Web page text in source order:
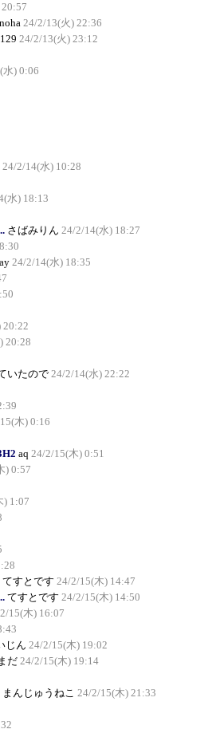
24/2/13(火) 22:36
24/2/13(火) 23:12
水) 0:06
24/2/14(水) 10:28
水) 18:13
さばみりん 24/2/14(水) 18:27
24/2/14(水) 18:35
20:22
20:28
いたので 24/2/14(水) 22:22
木) 0:16
aq 24/2/15(木) 0:51
) 0:57
) 1:07
てすとです 24/2/15(木) 14:47
てすとです 24/2/15(木) 14:50
15(木) 16:07
じん 24/2/15(木) 19:02
だ 24/2/15(木) 19:14
まんじゅうねこ 24/2/15(木) 21:33